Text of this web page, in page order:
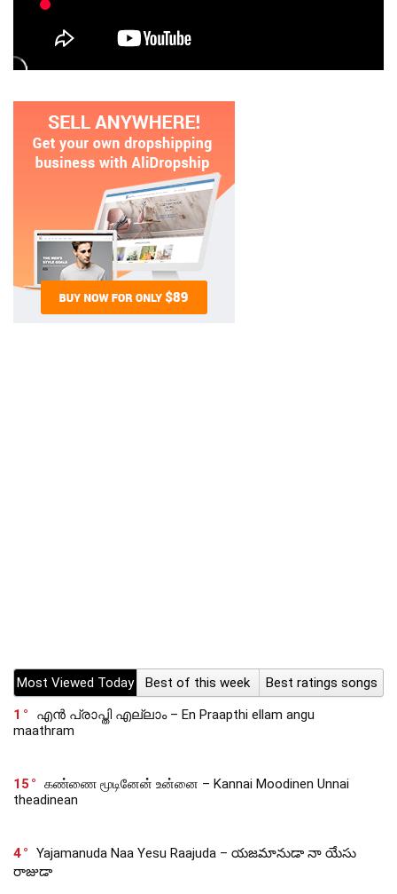
Most Viewed Today Best of this week
Best ratings songs
1
എൻ പ്രാപ്തി എല്ലാം – En Praapthi ellam angu
maathram
15
கண்ணை மூடினேன் உன்னை – Kannai Moodinen Unnai
theadinean
4
Yajamanuda Naa Yesu Raajuda – యజమానుడా నా యేసు
రాజుడా